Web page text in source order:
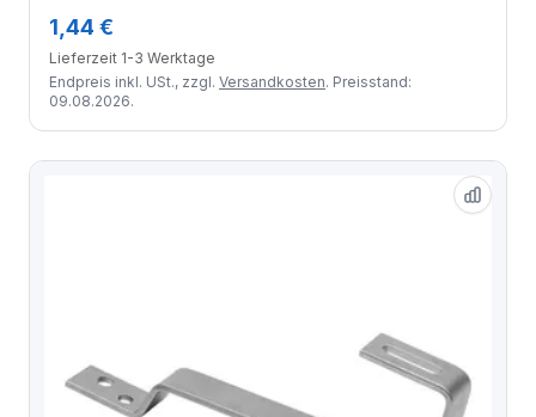
1,44 €
Lieferzeit 1-3 Werktage
Endpreis inkl. USt., zzgl. Versandkosten. Preisstand:
09.08.2026.